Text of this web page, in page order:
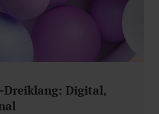
Dreiklang: Digital,